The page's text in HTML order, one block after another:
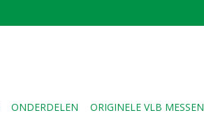
ONDERDELEN ORIGINELE VLB MESSEN